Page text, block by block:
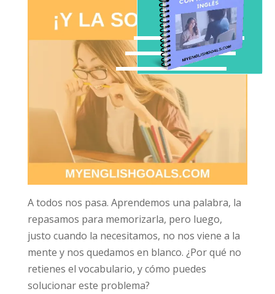
A todos nos pasa. Aprendemos una palabra, la
repasamos para memorizarla, pero luego,
justo cuando la necesitamos, no nos viene a la
mente y nos quedamos en blanco. ¿Por qué no
retienes el vocabulario, y cómo puedes
solucionar este problema?